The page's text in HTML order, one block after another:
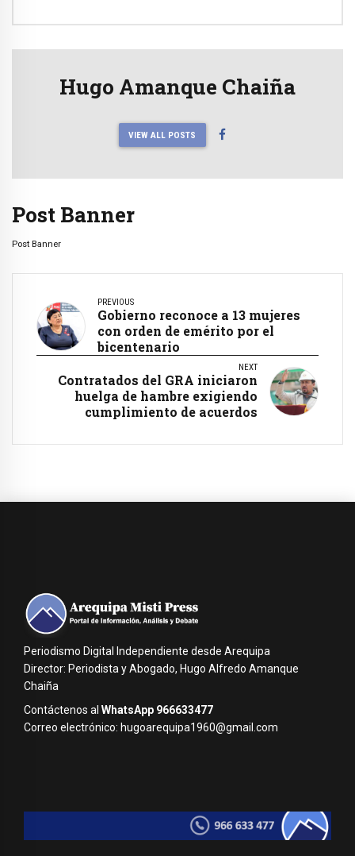
Hugo Amanque Chaiña
VIEW ALL POSTS
Post Banner
Post Banner
PREVIOUS
Gobierno reconoce a 13 mujeres
con orden de emérito por el
bicentenario
NEXT
Contratados del GRA iniciaron
huelga de hambre exigiendo
cumplimiento de acuerdos
Periodismo Digital Independiente desde Arequipa
Director: Periodista y Abogado, Hugo Alfredo Amanque
Chaiña
Contáctenos al WhatsApp 966633477
Correo electrónico: hugoarequipa1960@gmail.com